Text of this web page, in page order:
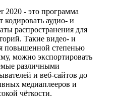
2020 - это программа
кодировать аудио- и
распространения для
Такие видео- и
повышенной степенью
можно экспортировать
различными
и веб-сайтов до
медиаплееров и
чёткости.